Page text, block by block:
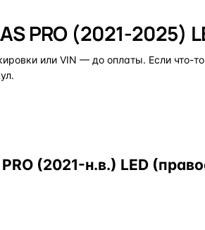
PRO (2021-2025)
или VIN — до оплаты. Если что-
(2021-н.в.) LED